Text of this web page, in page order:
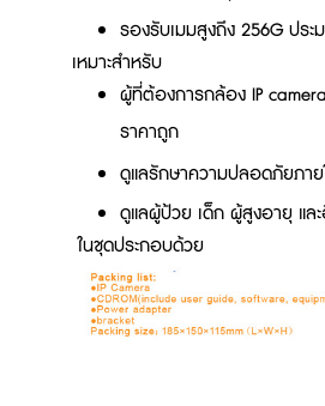
รองรับเมมสูงถึง 256G ปร
เหมาะสำหรับ
ผู้ที่ต้องการกล้อง IP camera
ราคาถูก
ดูแลรักษาความปลอดภัยภา
ดูแลผู้ป้วย เด็ก ผู้สูงอายุ แล
ในชุดประกอบด้วย